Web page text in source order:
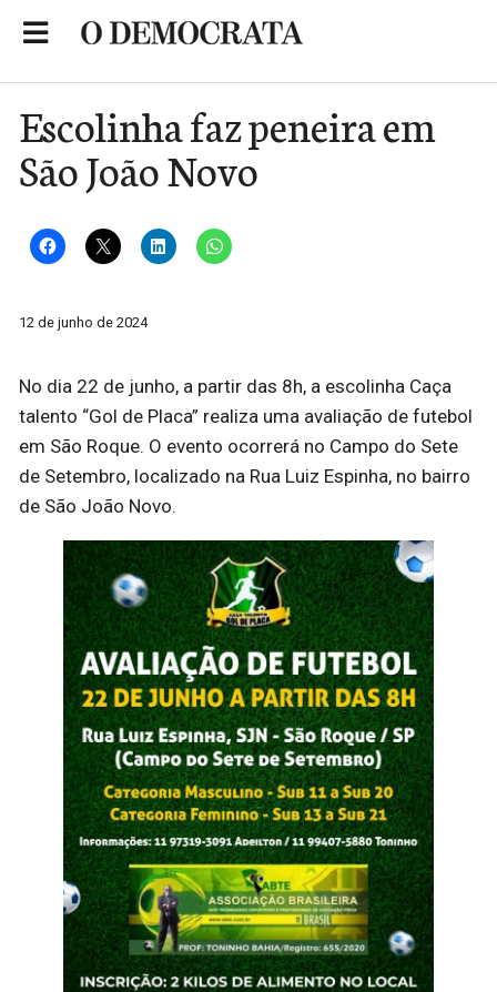
Escolinha faz peneira em
São João Novo
12 de junho de 2024
No dia 22 de junho, a partir das 8h, a escolinha Caça
talento “Gol de Placa” realiza uma avaliação de futebol
em São Roque. O evento ocorrerá no Campo do Sete
de Setembro, localizado na Rua Luiz Espinha, no bairro
de São João Novo.